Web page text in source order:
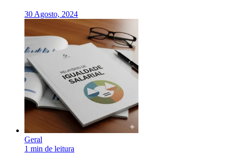
30 Agosto, 2024
Geral
1 min de leitura